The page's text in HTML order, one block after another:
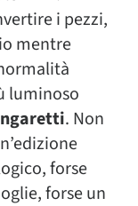
i pezzi,
mentre
luminoso
. Non
forse
forse un